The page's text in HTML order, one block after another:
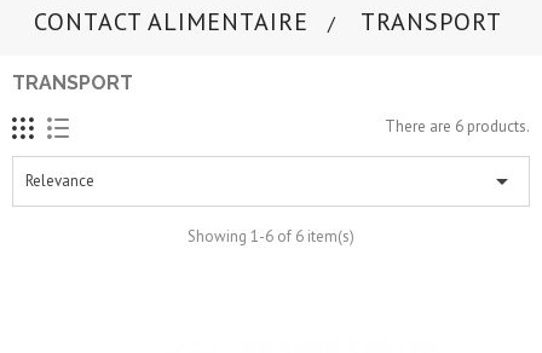
CONTACT ALIMENTAIRE
TRANSPORT
TRANSPORT
There are 6 products.
Relevance 
Showing 1-6 of 6 item(s)